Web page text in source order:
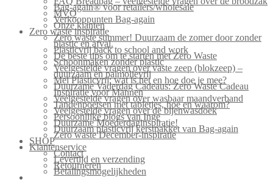
Bag-again® voor retailers/wholesale
MVO
Verkooppunten Bag-again
Onze klanten
Zero waste inspiratie
Zero waste summer! Duurzaam de zomer door zonder
plastic en afval.
Plasticvrij back to school and work
De beste tips om te starten met Zero Waste
Schoonmaken zonder plastic
Veelgestelde vragen over vaste zeep (blokzeep) –
duurzaam en palmolievrij
Mei Plasticvrij: wat is het en hoe doe je mee?
Duurzame Vaderdag Cadeaus: Zero Waste Cadeau
Inspiratie voor Mannen
Veelgestelde vragen over wasbaar maandverband
Tandenpoetsen met tabletjes, hoe en waarom?
Veelgestelde vragen over de bijenwasdoek
Persoonlijke blogs van Inge
Duurzame Moederdaginspiratie!
Duurzaam plasticvrij kerstpakket van Bag-again
Zero waste December-inspiratie
SHOP
Klantenservice
Contact
Levertijd en verzending
Retourneren
Betalingsmogelijkheden